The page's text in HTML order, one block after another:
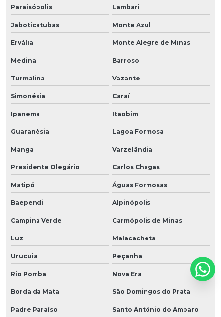
Paraisópolis Lambari
Jaboticatubas Monte Azul
Ervália Monte Alegre de Minas
Medina Barroso
Turmalina Vazante
Simonésia Caraí
Ipanema Itaobim
Guaranésia Lagoa Formosa
Manga Varzelândia
Presidente Olegário Carlos Chagas
Matipó Águas Formosas
Baependi Alpinópolis
Campina Verde Carmópolis de Minas
Luz Malacacheta
Urucuia Peçanha
Rio Pomba Nova Era
Borda da Mata São Domingos do Prata
Padre Paraíso Santo Antônio do Amparo